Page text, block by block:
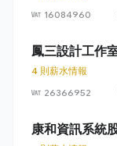
16084960
鳳三設計工作
4 則薪水情報
26366952
康和資訊系統